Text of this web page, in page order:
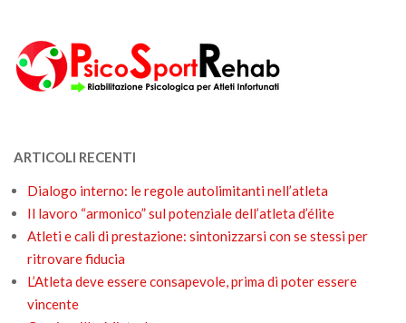
ARTICOLI RECENTI
Dialogo interno: le regole autolimitanti nell’atleta
Il lavoro “armonico” sul potenziale dell’atleta d’élite
Atleti e cali di prestazione: sintonizzarsi con se stessi per
ritrovare fiducia
L’Atleta deve essere consapevole, prima di poter essere
vincente